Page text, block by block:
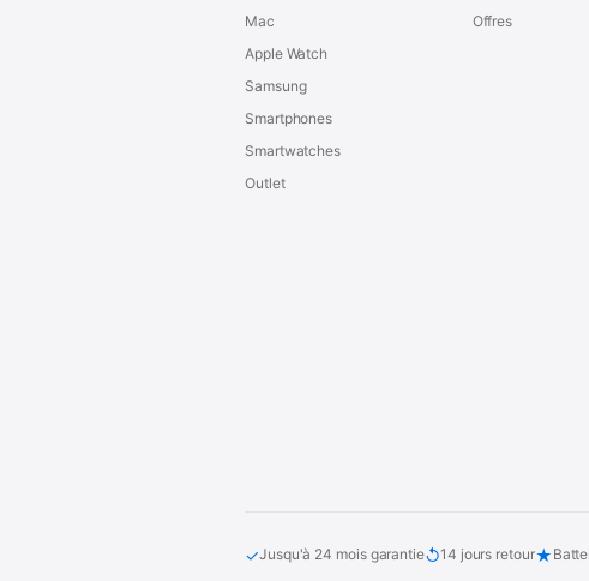
Mac
Apple Watch
Samsung
Smartphones
Smartwatches
Outlet
Offres
✓Jusqu'à 24 mois garantie↺14 jours retour★